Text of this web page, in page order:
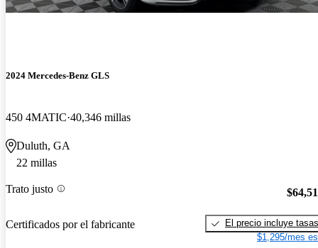
2024 Mercedes-Benz GLS
450 4MATIC 40,346 millas
Duluth, GA
22 millas
Trato justo
Certificados por el fabricante
El precio incluye tasas
$1,295/mes